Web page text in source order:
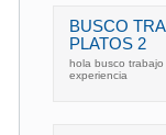
BUSCO
PLATOS 2
hola busco
experiencia